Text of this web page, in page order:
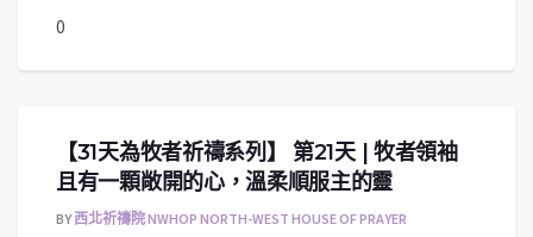
0
【31天為牧者祈禱系列】 第21天 | 牧者領袖
且有一顆敞開的心，溫柔順服主的靈
BY西北祈禱院 NWHOP NORTH-WEST HOUSE OF PRAYER